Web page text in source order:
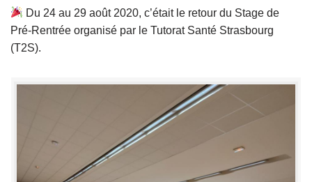
Du 24 au 29 août 2020, c’était le retour du Stage de
Pré-Rentrée organisé par le Tutorat Santé Strasbourg
(T2S).